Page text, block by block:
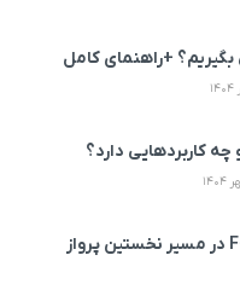
+راهنمای کامل